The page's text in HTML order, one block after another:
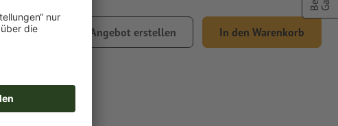
€ 41,45 Angebot erstellen In den Warenkorb